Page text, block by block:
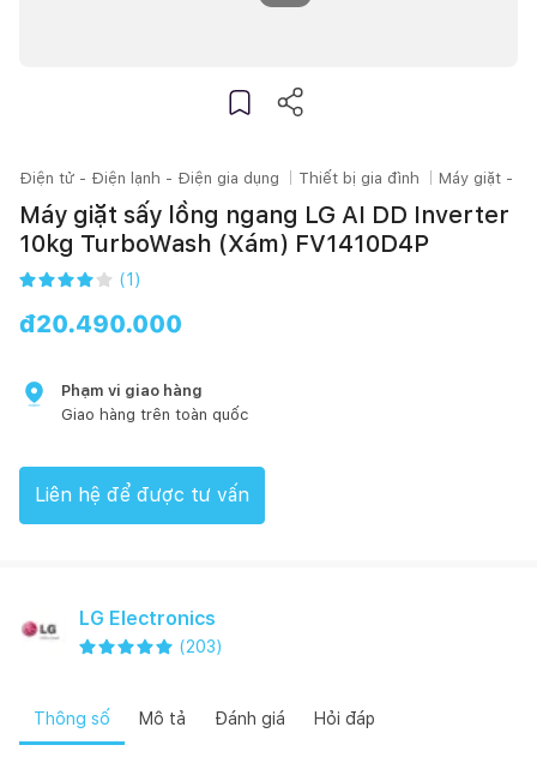
Điện tử - Điện lạnh - Điện gia dụng Thiết bị gia đình Máy giặt -
Máy giặt sấy lồng ngang LG AI DD Inverter
10kg TurboWash (Xám) FV1410D4P
(1 )
đ20.490.000
Phạm vi giao hàng
Giao hàng trên toàn quốc
Liên hệ để được tư vấn
LG Electronics
(203)
Thông số Mô tả Đánh giá Hỏi đáp